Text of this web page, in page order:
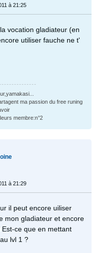
à 21:25
vocation gladiateur (en
utiliser fauche ne t'
ma passion du free runing
membre:n°2
à 21:29
il peut encore uiliser
mon gladiateur et encore
ce que en mettant
lvl 1 ?